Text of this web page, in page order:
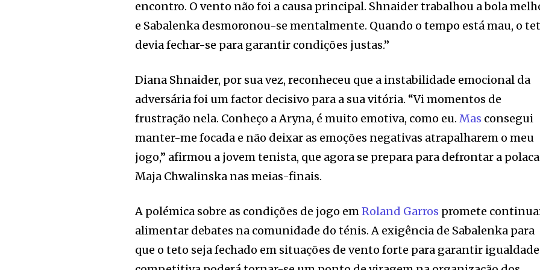
encontro. O vento não foi a causa principal. Shnaider trabalhou a bola
e Sabalenka desmoronou-se mentalmente. Quando o tempo está mau, o
devia fechar-se para garantir condições justas.”
Diana Shnaider, por sua vez, reconheceu que a instabilidade emocional da
adversária foi um factor decisivo para a sua vitória. “Vi momentos de
frustração nela. Conheço a Aryna, é muito emotiva, como eu. Mas consegui
manter-me focada e não deixar as emoções negativas atrapalharem o meu
jogo,” afirmou a jovem tenista, que agora se prepara para defrontar a polaca
Maja Chwalinska nas meias-finais.
A polémica sobre as condições de jogo emRoland Garros promete
alimentar debates na comunidade do ténis. A exigência de Sabalenka para
que o teto seja fechado em situações de vento forte para garantir igualdade